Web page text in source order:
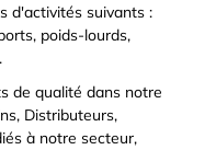
d'activités suivants :
poids-lourds,
de qualité dans notre
Distributeurs,
à notre secteur,